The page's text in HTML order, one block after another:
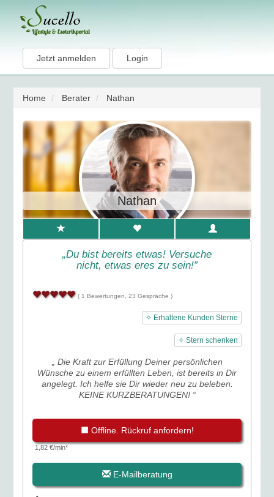
Jetzt anmelden Login
Home Berater Nathan
Nathan
„Du bist bereits etwas! Versuche
nicht, etwas eres zu sein!”
( 1 Bewertungen, 23 Gespräche )
✧ Erhaltene Kunden Sterne
✧ Stern schenken
„ Die Kraft zur Erfüllung Deiner persönlichen
Wünsche zu einem erfüllten Leben, ist bereits in Dir
angelegt. Ich helfe sie Dir wieder neu zu beleben.
KEINE KURZBERATUNGEN! “
Offline. Rückruf anfordern!
1,82 €/min*
E-Mailberatung